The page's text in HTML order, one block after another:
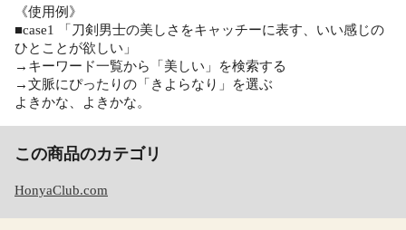
《使用例》
■case1 「刀剣男士の美しさをキャッチーに表す、いい感じの
ひとことが欲しい」
→キーワード一覧から「美しい」を検索する
→文脈にぴったりの「きよらなり」を選ぶ
よきかな、よきかな。
この商品のカテゴリ
HonyaClub.com